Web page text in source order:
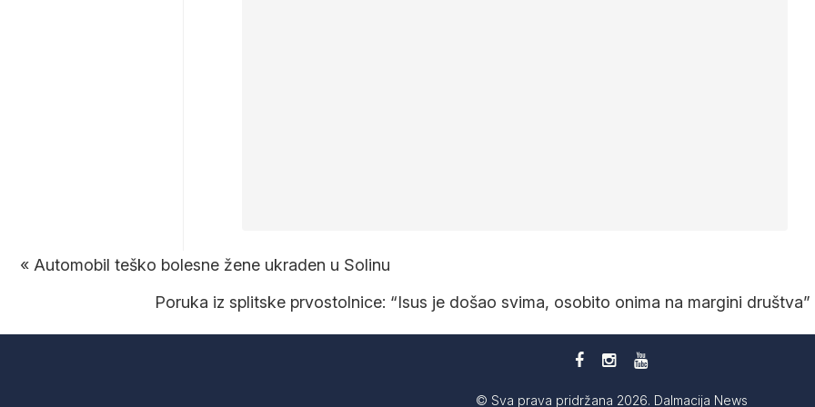
« Automobil teško bolesne žene ukraden u Solinu
Poruka iz splitske prvostolnice: “Isus je došao svima, osobito onima na margini društva”
© Sva prava pridržana 2026. Dalmacija News